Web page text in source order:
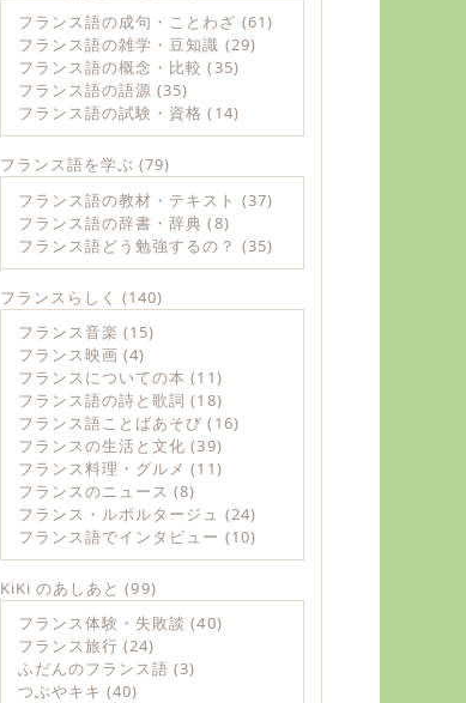
フランス語の成句・ことわざ (61)
フランス語の雑学・豆知識 (29)
フランス語の概念・比較 (35)
フランス語の語源 (35)
フランス語の試験・資格 (14)
フランス語を学ぶ (79)
フランス語の教材・テキスト (37)
フランス語の辞書・辞典 (8)
フランス語どう勉強するの？ (35)
フランスらしく (140)
フランス音楽 (15)
フランス映画 (4)
フランスについての本 (11)
フランス語の詩と歌詞 (18)
フランス語ことばあそび (16)
フランスの生活と文化 (39)
フランス料理・グルメ (11)
フランスのニュース (8)
フランス・ルポルタージュ (24)
フランス語でインタビュー (10)
KiKi のあしあと (99)
フランス体験・失敗談 (40)
フランス旅行 (24)
ふだんのフランス語 (3)
つぶやキキ (40)